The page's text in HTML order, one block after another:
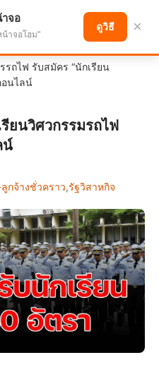
วหน้า
รถไฟ รับสมัคร “นักเรียน
อนไลน์
ยนวิศวกรรมรถไฟ
น์
กจ้างชั่วคราว,รัฐวิสาหกิจ
จอ
น้าจอโฮม"
ดูวิธี ×